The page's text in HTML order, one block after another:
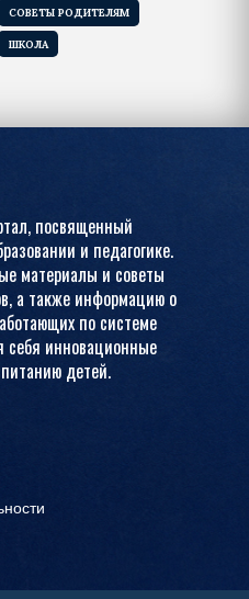
СОВЕТЫ РОДИТЕЛЯМ
ШКОЛА
посвященный
и педагогике.
материалы и советы
а также информацию о
по системе
себя инновационные
детей.